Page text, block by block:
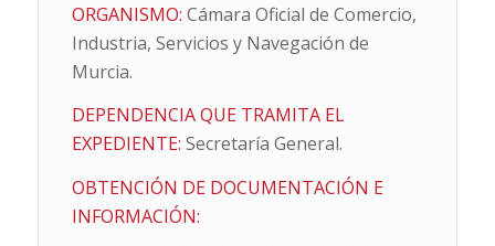
ORGANISMO: Cámara Oficial de Comercio,
Industria, Servicios y Navegación de
Murcia.
DEPENDENCIA QUE TRAMITA EL
EXPEDIENTE: Secretaría General.
OBTENCIÓN DE DOCUMENTACIÓN E
INFORMACIÓN: